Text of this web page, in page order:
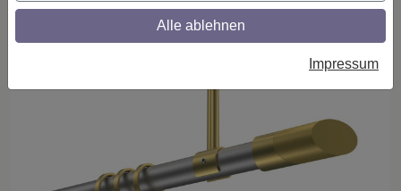
Alle ablehnen
Impressum